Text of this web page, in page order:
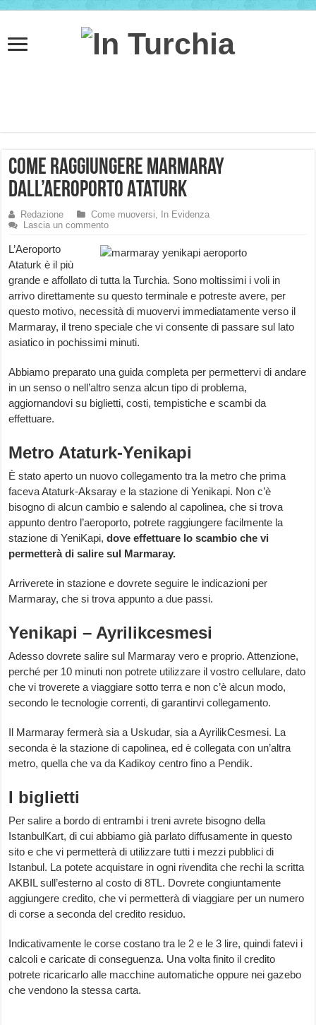
Come raggiungere Marmaray
dall’Aeroporto Ataturk
Redazione Come muoversi,
In Evidenza
Lascia un commento
L’Aeroporto
Ataturk è il più
grande e affollato di tutta la Turchia. Sono moltissimi i voli in
arrivo direttamente su questo terminale e potreste avere, per
questo motivo, necessità di muovervi immediatamente verso il
Marmaray, il treno speciale che vi consente di passare sul lato
asiatico in pochissimi minuti.
Abbiamo preparato una guida completa per permettervi di andare
in un senso o nell’altro senza alcun tipo di problema,
aggiornandovi su biglietti, costi, tempistiche e scambi da
effettuare.
Metro Ataturk-Yenikapi
È stato aperto un nuovo collegamento tra la metro che prima
faceva Ataturk-Aksaray e la stazione di Yenikapi. Non c’è
bisogno di alcun cambio e salendo al capolinea, che si trova
appunto dentro l’aeroporto, potrete raggiungere facilmente la
stazione di YeniKapi,dove effettuare lo scambio che vi
permetterà di salire sul Marmaray.
Arriverete in stazione e dovrete seguire le indicazioni per
Marmaray, che si trova appunto a due passi.
Yenikapi – Ayrilikcesmesi
Adesso dovrete salire sul Marmaray vero e proprio. Attenzione,
perché per 10 minuti non potrete utilizzare il vostro cellulare, dato
che vi troverete a viaggiare sotto terra e non c’è alcun modo,
secondo le tecnologie correnti, di garantirvi collegamento.
Il Marmaray fermerà sia a Uskudar, sia a AyrilikCesmesi. La
seconda è la stazione di capolinea, ed è collegata con un’altra
metro, quella che va da Kadikoy centro fino a Pendik.
I biglietti
Per salire a bordo di entrambi i treni avrete bisogno della
IstanbulKart, di cui abbiamo già parlato diffusamente in questo
sito e che vi permetterà di utilizzare tutti i mezzi pubblici di
Istanbul. La potete acquistare in ogni rivendita che rechi la scritta
AKBIL sull’esterno al costo di 8TL. Dovrete congiuntamente
aggiungere credito, che vi permetterà di viaggiare per un numero
di corse a seconda del credito residuo.
Indicativamente le corse costano tra le 2 e le 3 lire, quindi fatevi i
calcoli e caricate di conseguenza. Una volta finito il credito
potrete ricaricarlo alle macchine automatiche oppure nei gazebo
che vendono la stessa carta.